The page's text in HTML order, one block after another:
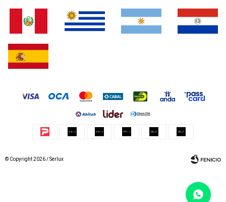
© Copyright 2026 / Serlux